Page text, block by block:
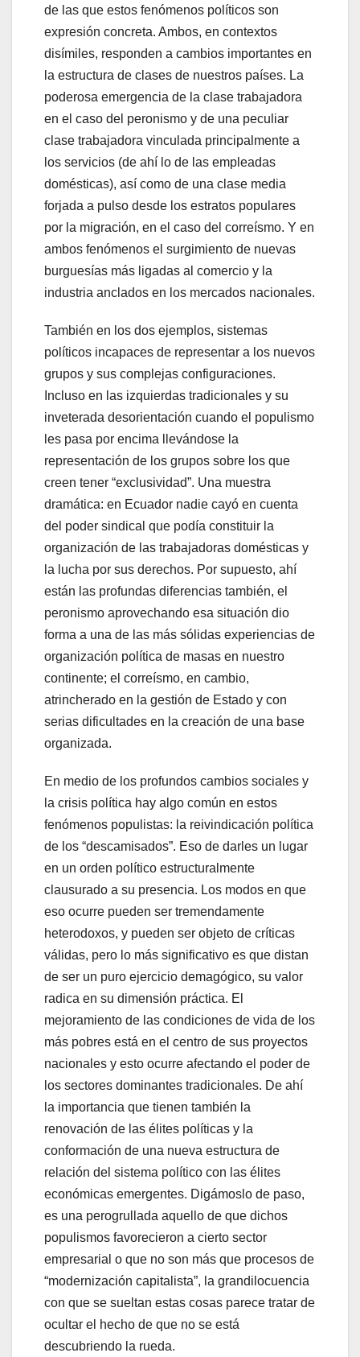
de las que estos fenómenos políticos son
expresión concreta. Ambos, en contextos
disímiles, responden a cambios importantes en
la estructura de clases de nuestros países. La
poderosa emergencia de la clase trabajadora
en el caso del peronismo y de una peculiar
clase trabajadora vinculada principalmente a
los servicios (de ahí lo de las empleadas
domésticas), así como de una clase media
forjada a pulso desde los estratos populares
por la migración, en el caso del correísmo. Y en
ambos fenómenos el surgimiento de nuevas
burguesías más ligadas al comercio y la
industria anclados en los mercados nacionales.
También en los dos ejemplos, sistemas
políticos incapaces de representar a los nuevos
grupos y sus complejas configuraciones.
Incluso en las izquierdas tradicionales y su
inveterada desorientación cuando el populismo
les pasa por encima llevándose la
representación de los grupos sobre los que
creen tener “exclusividad”. Una muestra
dramática: en Ecuador nadie cayó en cuenta
del poder sindical que podía constituir la
organización de las trabajadoras domésticas y
la lucha por sus derechos. Por supuesto, ahí
están las profundas diferencias también, el
peronismo aprovechando esa situación dio
forma a una de las más sólidas experiencias de
organización política de masas en nuestro
continente; el correísmo, en cambio,
atrincherado en la gestión de Estado y con
serias dificultades en la creación de una base
organizada.
En medio de los profundos cambios sociales y
la crisis política hay algo común en estos
fenómenos populistas: la reivindicación política
de los “descamisados”. Eso de darles un lugar
en un orden político estructuralmente
clausurado a su presencia. Los modos en que
eso ocurre pueden ser tremendamente
heterodoxos, y pueden ser objeto de críticas
válidas, pero lo más significativo es que distan
de ser un puro ejercicio demagógico, su valor
radica en su dimensión práctica. El
mejoramiento de las condiciones de vida de los
más pobres está en el centro de sus proyectos
nacionales y esto ocurre afectando el poder de
los sectores dominantes tradicionales. De ahí
la importancia que tienen también la
renovación de las élites políticas y la
conformación de una nueva estructura de
relación del sistema político con las élites
económicas emergentes. Digámoslo de paso,
es una perogrullada aquello de que dichos
populismos favorecieron a cierto sector
empresarial o que no son más que procesos de
“modernización capitalista”, la grandilocuencia
con que se sueltan estas cosas parece tratar de
ocultar el hecho de que no se está
descubriendo la rueda.